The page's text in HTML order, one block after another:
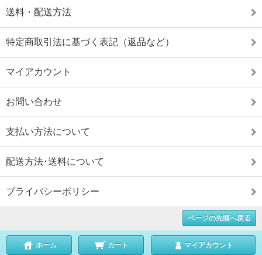
送料・配送方法
特定商取引法に基づく表記（返品など）
マイアカウント
お問い合わせ
支払い方法について
配送方法･送料について
プライバシーポリシー
ページの先頭へ戻る
ホーム カート マイアカウント